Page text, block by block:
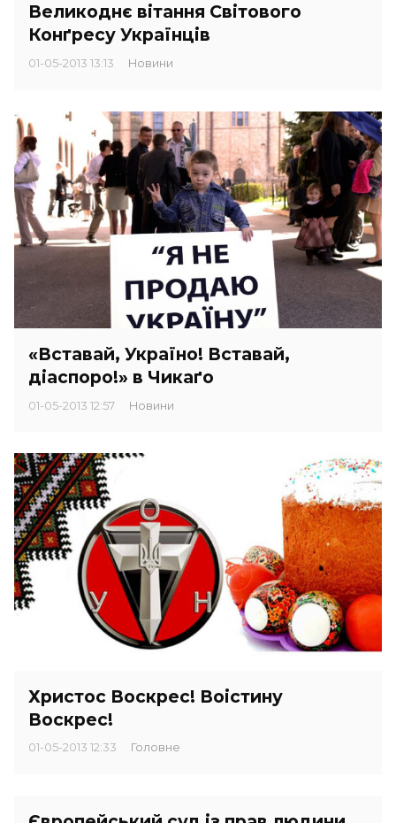
Великоднє вітання Світового
Конґресу Українців
01-05-2013 13:13 Новини
«Вставай, Україно! Вставай,
діаспоро!» в Чикаґо
01-05-2013 12:57 Новини
Христос Воскрес! Воістину
Воскрес!
01-05-2013 12:33 Головне